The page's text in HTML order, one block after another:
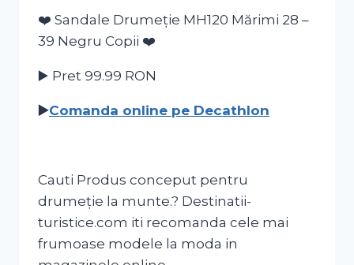
❤️ Sandale Drumeție MH120 Mărimi 28 –
39 Negru Copii ❤️
▶️ Pret 99.99 RON
▶️Comanda online pe Decathlon
Cauti Produs conceput pentru
drumeție la munte.? Destinatii-
turistice.com iti recomanda cele mai
frumoase modele la moda in